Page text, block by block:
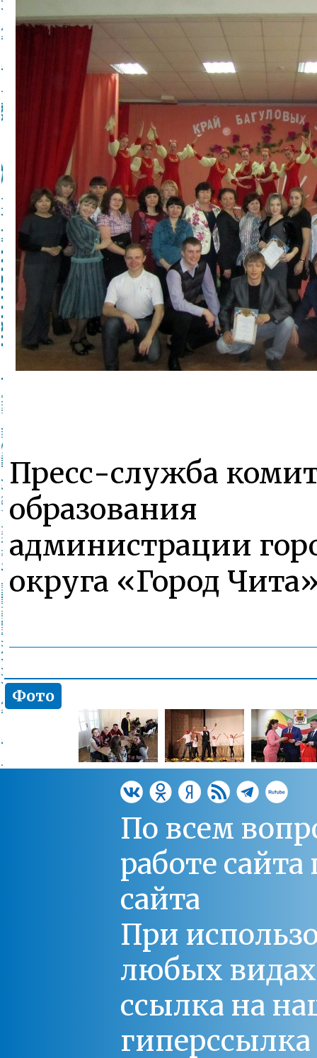
Пресс-служба
образования
администрации
округа «Город
Фото
По всем
работе
сайта
При
любых
ссылка на